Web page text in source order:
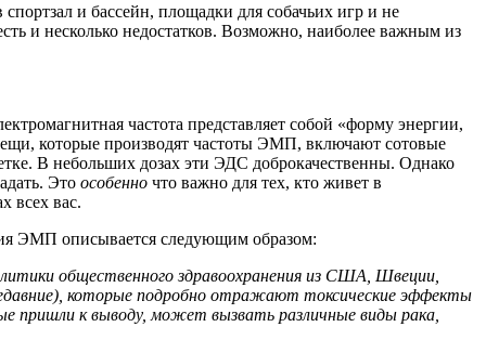
и бассейн, площадки для собачьих игр и не
и несколько недостатков. Возможно, наиболее важным из
частота представляет собой «форму энергии,
которые производят частоты ЭМП, включают сотовые
В небольших дозах эти ЭДС доброкачественны. Однако
Это особенно что важно для тех, кто живет в
всех вас.
ЭМП описывается следующим образом:
общественного здравоохранения из США, Швеции,
которые подробно отражают токсические эффекты
пришли к выводу, может вызвать различные виды рака,